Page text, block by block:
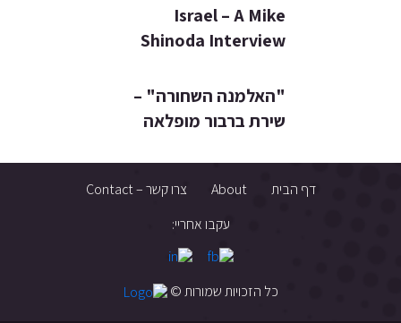
Israel – A Mike
Shinoda Interview
"האלמנה השחורה" –
שירת ברבור מופלאה
דף הבית About
צרו קשר – Contact
עקבו אחריי:
כל הזכויות שמורות ©